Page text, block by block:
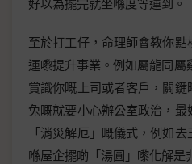
至於打工仔，命理師會教你點
運嚟提升事業。例如屬龍同屬
賞識你嘅上司或者客戶，關
兔嘅就要小心辦公室政治，
「消災解厄」嘅儀式，例如
喺屋企擺啲「湯圓」嚟化解是